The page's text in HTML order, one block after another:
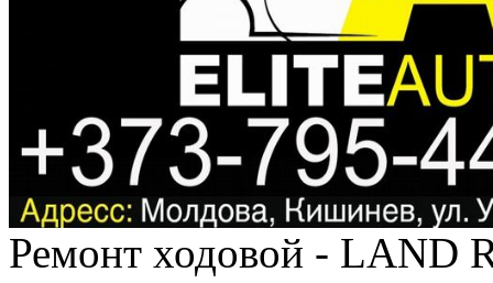
Ремонт ходовой - LAND ROVER, Ремонт рулевого управления, Ремонт топливной системы, рампы, Ремонт двигателя, частичный и капитальный, замена Двигателя (двс), компьютерная диагностика и ремонт коробок передач КПП, Ремонт тормозной системы, Ремонт системы охлаждения, ремонт системы зажигания, ремонт выхлопной системы, Замена масла, всех масел и жидкостей, Компьютерная диагностика LAND ROVER, полное сканирование всех систем, блоков управления двигателем и коробки передач, Замена масел и других технических жидкостей авто, Установка защиты картера LAND ROVER, Диагностика автомобилей, ходовой автомобилей, Диагностика двигателя, Компьютерная диагностика инжекторов, Компьютерная диагностика всех систем LAND ROVER, турбин, турбины, Деффектовка и ремонт турбины LAND ROVER, Диагностика подвески и тормозной системы, Компьютерная диагностика и сброс ошибок LAND ROVER перед покупкой, Диагностика LAND ROVER перед продажей, диагностика круиз-контроля, диагностика бортового компьютера, Замер компрессии, Замер давления масла, Замер давления в топливной системе, Диагностика состояния кузова перед покупкой, Сканирование и диагностика стуков и шумов работы двигателя и подвески, Ремонт подвесок LAND ROVER в Кишинёве, Замена амортизаторов и амортизационных стоек, Замена пружин подвески, Замена шаровых опор, Замена рычагов подвески, Замена сайлент - блоков, Замена и ремонт реактивных тяг LAND ROVER, Замена ступиц и ступичных подшипников, Замена втулок и стоек стабилизаторов, Замена опорных подшипников, Замена кронштейнов подвески, Ремонт двигателей автомобилей, Экспресс замена масел, чип тюннинг, Снятие/установка двигателя LAND ROVER, Капитальный ремонт двигателя LAND ROVER, Замена поршней и поршневых колец LAND ROVER, Замена маслосъемных колпачков, Замена и регулировка клапанов в двигателе LAND ROVER, Замена цепи ГРМ, Замена ремней ГРМ, Замена прокладок и сальников, Замена поддонов, Замена и ремонт масляных насосов, Замена опор двигателя и КПП, Установка защиты картера, Замена приводных ремней LAND ROVER, Чистка дроссельных заслонок LAND ROVER и инжекторов, Замена свечей, чистка дроссельной заслонки LAND ROVER, Замена фильтров - фильтра, Ремонт системы охлаждения двигателя LAND ROVER, Замена муфт и термостатов, Замена радиаторов и патрубков, Замена расширительных бачков, Замена охлаждающей жидкости LAND ROVER, Ремонт трансмиссий LAND ROVER, Замена сцепления, Ремонт привода сцепления, Замена КПП, Замена шруса, Замена сальников, пыльников, прокладок, Замена и ремонт карданных валов, Замена крестовин, Замена раздаточных коробок, Ремонт и замена редукторов, Замена рулевых наконечников LAND ROVER, Замена рулевых реек LAND ROVER, Замена пыльников рулевых реек, Замена рулевых тяг, Замена и ремонт рулевых редукторов и маятников, Замена шлангов и трубок ГУР, Замена насосов ГУР, Замена жидкости системы ГУР, Ремонт тормозной системы LAND ROVER, Замена тормозных колодок, Замена тормозных дисков, Замена тормозных барабанов, Ремонт и замена тормозных суппортов и цилиндров, Замена тормозных шлангов, Замена тормозных трубок, Прокачка тормозной системы LAND ROVER, Замена тормозной жидкости, Ремонт и замена усилителей тормозов, Ремонт стояночной тормозной системы, Изготовление (вальцовка) тормозных трубок, Замена датчиков и блоков ABS. Установка деталей кузова. Замена штатного освещения автомобиля, замена бампера, телевизора, крыльев, капота, лобовое стекло, замена панели радиатора, заменить радиаторы, замена балки под радиатор, передних, замена оконных стёкол, замена фары основной, установка фары заднего хода, противотуманок, фонарей указателей поворотов, установить или снять защиту двигателя, замка капота, установка усилителя бампера, установка дополнительных стоп-сигналов, замена лампы накаливания, замена лампочки, лампочек освещения салона, ламп головного света, доработка ламп габаритных огней, замена решёток, замена зеркал, подкрыльников, установка подкрылков автосервис Кишинёв, регулировка крышки багажника, инсталляция подкрыльников колёсных арок, регулировка освещения, замена корпуса термостата, установить стекло, установить форточку, установка порогов, накладок, сменить топливный бак автомобиля, молдингов, бампера заднего, крыла, двери, установка молдингов клипсами - автосервис Кишинёв, как снять внутреннюю обшивку салона, как снять ручку, снять уплотнитель двери, регулировать люк, заменить моторчик стеклоподъёмника, установка стеклоподъёмников. Замена группы деталей передачи силы для автомобилей. Замена детали главной передачи и другие работы по ремонту - автосервис LAND ROVER в Кишиневе . Доработка продольных валов, дисковых шарниров, регулировка дифференциалов, замена масла в дифференциале, дефектовка, диагностика и ремонт ступенчатых - РУЧНЫХ КОРОБОК передач, дефектовка, компьютерная диагностика, частичный и капитальный ремонт коробок передач, замена прокладок, сцепления, дисков сцепления, подшипников коробки передач, замена старых подшипников системы включения передачи, снять и поставить